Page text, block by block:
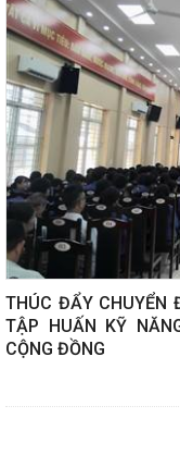
THÚC ĐẨY CHUYỂN
TẬP HUẤN KỸ
CỘNG ĐỒNG